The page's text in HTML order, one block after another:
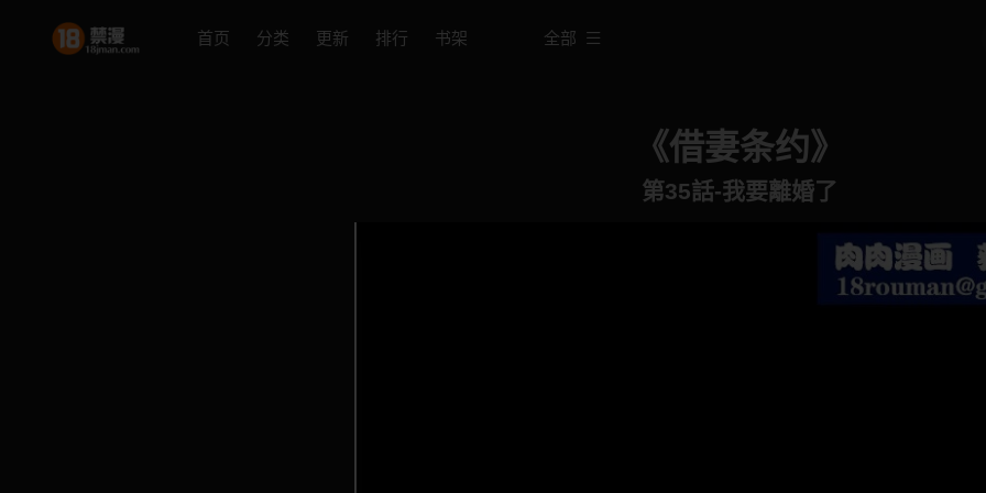
首页 分类 更新 排行 书架 全部
《借妻条约》
第35話-我要離婚了